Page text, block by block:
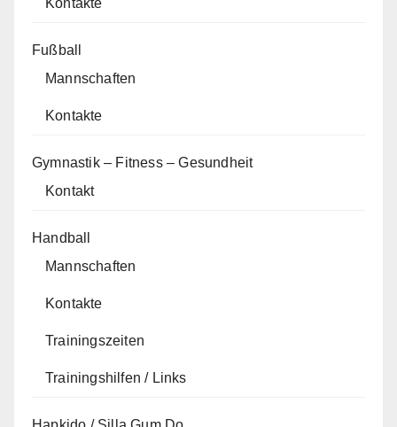
Fußball
Mannschaften
Kontakte
Gymnastik – Fitness – Gesundheit
Kontakt
Handball
Mannschaften
Kontakte
Trainingszeiten
Trainingshilfen / Links